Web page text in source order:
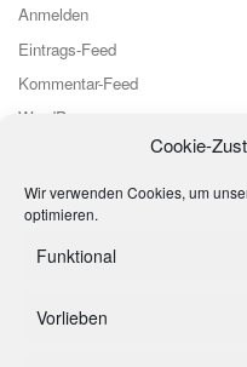
Cookie-
Wir verwenden Cookies, um
optimieren.
Funktional
Vorlieben
Anmelden
Eintrags-Feed
Kommentar-Feed
WordPress.org
Footermenue